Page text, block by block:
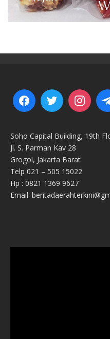
Soho Capital Building, 19th
Jl. S. Parman Kav 28
Grogol, Jakarta Barat
Telp 021 – 505 15022
Hp : 0821 1369 9627
Email: